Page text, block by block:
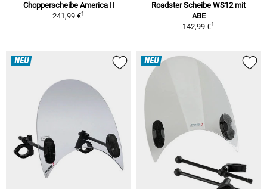
Chopperscheibe America II
241,99 €1
Roadster Scheibe WS12 mit
ABE
142,99 €1
NEU NEU